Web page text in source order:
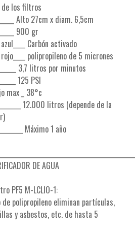
los filtros
Alto 27cm x diam. 6,5cm
900 gr
Carbón activado
polipropileno de 5 micrones
3,7 litros por minutos
125 PSI
max _ 38°c
12.000 litros (depende de la
Máximo 1 año
DE AGUA
PF5 M-LCLIO-1:
polipropileno eliminan partículas,
y asbestos, etc. de hasta 5